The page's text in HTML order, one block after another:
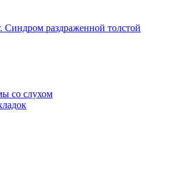
Синдром раздраженной толстой
со слухом